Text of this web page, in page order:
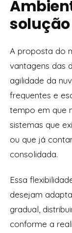
A proposta do
vantagens das
agilidade da
frequentes e
tempo em que
sistemas que
ou que já
consolidada.
Essa
desejam
gradual,
conforme a